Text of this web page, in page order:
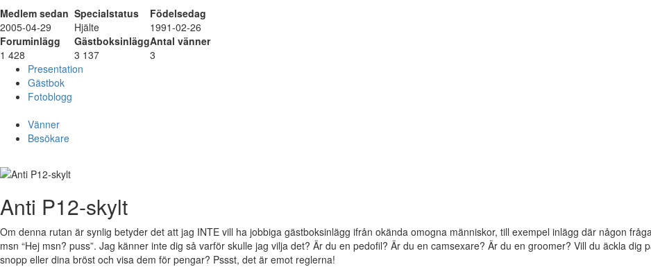
Medlem sedan Specialstatus
Födelsedag
2005-04-29
Hjälte
1991-02-26
Foruminlägg
GästboksinläggAntal vänner
1 428
3 137
3
Presentation
Gästbok
Fotoblogg
Vänner
Besökare
Anti P12-skylt
Om denna rutan är synlig betyder det att jag INTE vill ha jobbiga gästboksinlägg ifrån okända omogna människor, till exempel inlägg där någon
msn “Hej msn? puss”. Jag känner inte dig så varför skulle jag vilja det? Är du en pedofil? Är du en camsexare? Är du en groomer? Vill du äckla
snopp eller dina bröst och visa dem för pengar? Pssst, det är emot reglerna!